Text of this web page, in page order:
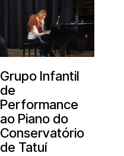
Grupo Infantil
de
Performance
ao Piano do
Conservatório
de Tatuí